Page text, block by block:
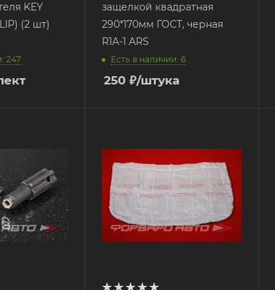
KEY
(2 шт)
247
защелкой квадратная
290*170мм ГОСТ, черная
R1A-1 ARS
Есть в наличии: 6
250 ₽/штука